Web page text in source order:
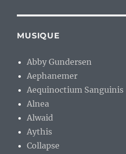
MUSIQUE
Abby Gundersen
Aephanemer
Aequinoctium Sanguinis
Alnea
Alwaid
Aythis
Collapse